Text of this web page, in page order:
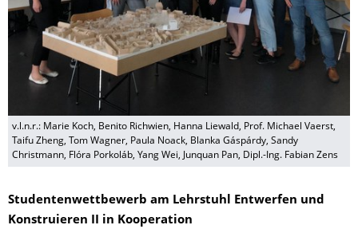
v.l.n.r.: Marie Koch, Benito Richwien, Hanna Liewald, Prof. Michael Vaerst,
Taifu Zheng, Tom Wagner, Paula Noack, Blanka Gáspárdy, Sandy
Christmann, Flóra Porkoláb, Yang Wei, Junquan Pan, Dipl.-Ing. Fabian Zens
Studentenwettbewerb am Lehrstuhl Entwerfen und
Konstruieren II in Kooperation